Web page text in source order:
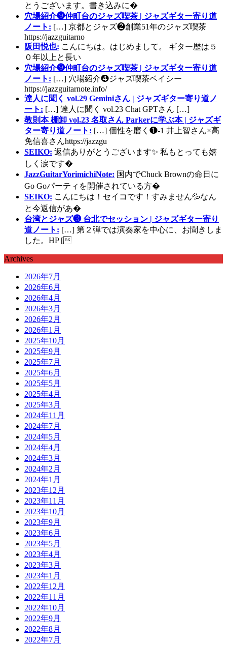
とうございます。書き込みに�
穴場紹介❾仲町台のジャズ喫茶 | ジャズギター寄り道
ノート: […] 京都とジャズ❷創業51年のジャズ喫茶
https://jazzguitarno
阪田悦也: こんにちは。はじめまして。 ギター歴は５
０年以上と長い
穴場紹介❾仲町台のジャズ喫茶 | ジャズギター寄り道
ノート: […] 穴場紹介❹ジャズ喫茶ベイシー
https://jazzguitarnote.info/
達人に聞く vol.29 Geminiさん | ジャズギター寄り道ノ
ート: […] 達人に聞く vol.23 Chat GPTさん […]
教則本 棚卸 vol.23 名取さん Parkerに学ぶ本 | ジャズギ
ター寄り道ノート: […] 個性を磨く❶-1 井上智さん×高
免信喜さんhttps://jazzgu
SEIKO: 返信ありがとうございます✨ 私もとっても嬉
しく涙です�
JazzGuitarYorimichiNote: 国内でChuck Brownの命日に
Go Goパーティを開催されている方�
SEIKO: こんにちは！セイコです！すみません💦なん
と今返信があ�
台湾とジャズ❸ 台北でセッション | ジャズギター寄り
道ノート: […] 第２弾では演奏家を中心に、お聞きしま
した。HP [
Archives
2026年7月
2026年6月
2026年4月
2026年3月
2026年2月
2026年1月
2025年10月
2025年9月
2025年7月
2025年6月
2025年5月
2025年4月
2025年3月
2024年11月
2024年7月
2024年5月
2024年4月
2024年3月
2024年2月
2024年1月
2023年12月
2023年11月
2023年10月
2023年9月
2023年6月
2023年5月
2023年4月
2023年3月
2023年1月
2022年12月
2022年11月
2022年10月
2022年9月
2022年8月
2022年7月